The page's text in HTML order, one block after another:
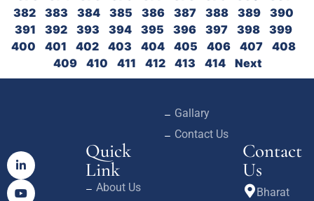
382
383 384 385 386 387 388 389
390
391
392 393 394 395 396 397 398
399
400
401 402 403 404 405 406 407
408
409
410 411 412 413 414 Next
Quick
Link
About Us
Gallary
Contact Us
Contact
Us
Bharat